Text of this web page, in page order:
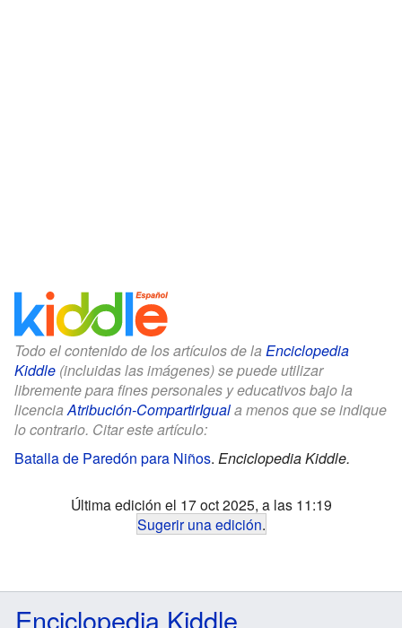
Todo el contenido de los artículos de la Enciclopedia
Kiddle (incluidas las imágenes) se puede utilizar
libremente para fines personales y educativos bajo la
licenciaAtribución-CompartirIguala menos que se indique
lo contrario. Citar este artículo:
Batalla de Paredón para Niños. Enciclopedia Kiddle.
Última edición el 17 oct 2025, a las 11:19
Sugerir una edición.
Enciclopedia Kiddle